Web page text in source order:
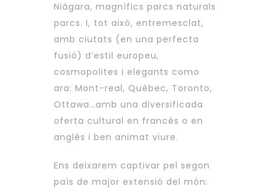
Niàgara, magnífics parcs naturals
parcs. I, tot això, entremesclat,
amb ciutats (en una perfecta
fusió) d’estil europeu,
cosmopolites i elegants como
ara: Mont-real, Quèbec, Toronto,
Ottawa…amb una diversificada
oferta cultural en francès o en
anglès i ben animat viure.
Ens deixarem captivar pel segon
país de major extensió del món: